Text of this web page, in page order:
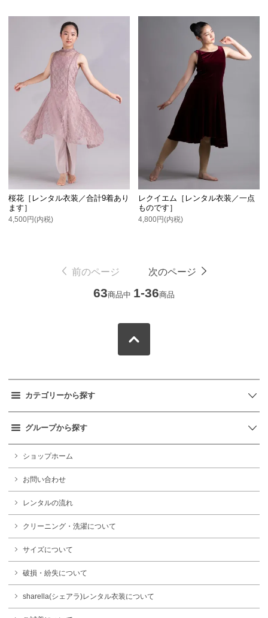
桜花［レンタル衣装／合計9着あり
ます］
4,500円(内税)
レクイエム［レンタル衣装／一点
ものです］
4,800円(内税)
前のページ 次のページ
63商品中 1-36商品
カテゴリーから探す
グループから探す
ショップホーム
お問い合わせ
レンタルの流れ
クリーニング・洗濯について
サイズについて
破損・紛失について
sharella(シェアラ)レンタル衣装について